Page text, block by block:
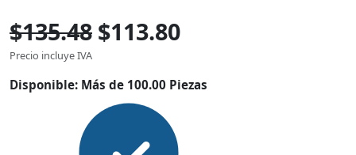
$135.48 $113.80
Precio incluye IVA
Disponible: Más de 100.00 Piezas